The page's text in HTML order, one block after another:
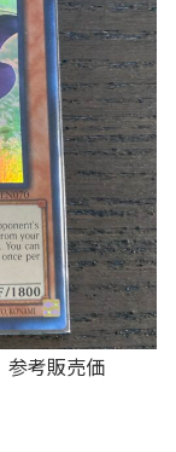
考販売価